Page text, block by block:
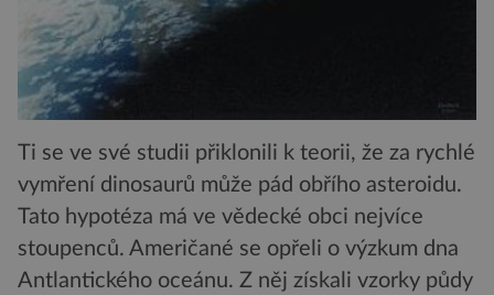
Ti se ve své studii přiklonili k teorii, že za rychlé
vymření dinosaurů může pád obřího asteroidu.
Tato hypotéza má ve vědecké obci nejvíce
stoupenců. Američané se opřeli o výzkum dna
Antlantického oceánu. Z něj získali vzorky půdy